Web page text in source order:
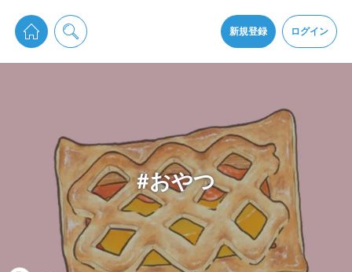
新規登録 ログイン
pixiv Sketchは2024年5月28日付で プライパシーポリシーを改定しました。
通知を受け取るにはここをクリックします
#おやつ